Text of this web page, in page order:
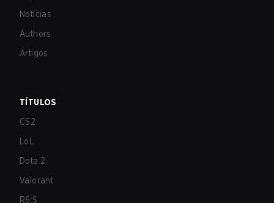
Notícias
Authors
Artigos
TÍTULOS
CS2
LoL
Dota 2
Valorant
R6:S